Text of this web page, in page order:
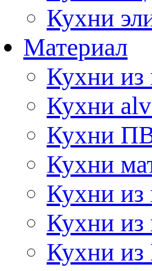
Кухни
Материал
Кухни из
Кухни
Кухни
Кухни
Кухни
Кухни из
Кухни